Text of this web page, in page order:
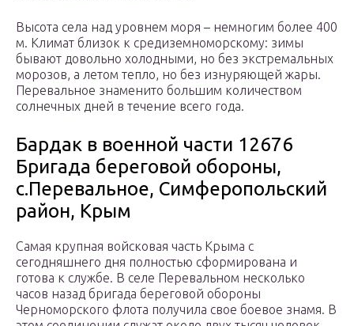
Высота села над уровнем моря – немногим более 400
м. Климат близок к средиземноморскому: зимы
бывают довольно холодными, но без экстремальных
морозов, а летом тепло, но без изнуряющей жары.
Перевальное знаменито большим количеством
солнечных дней в течение всего года.
Бардак в военной части 12676
Бригада береговой обороны,
с.Перевальное, Симферопольский
район, Крым
Самая крупная войсковая часть Крыма с
сегодняшнего дня полностью сформирована и
готова к службе. В селе Перевальном несколько
часов назад бригада береговой обороны
Черноморского флота получила свое боевое знамя. В